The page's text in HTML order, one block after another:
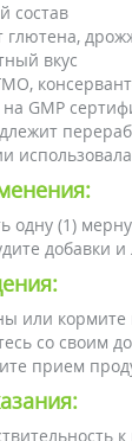
состав
глютена,
вкус
GMP
одну (1)
добавки
или кормите
со своим
прием